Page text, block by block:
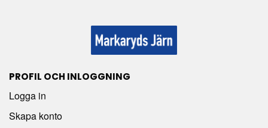
PROFIL OCH INLOGGNING
Logga in
Skapa konto